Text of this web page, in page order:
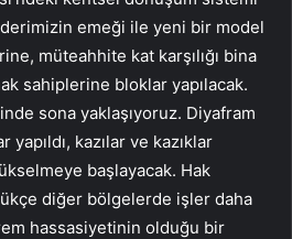
emeği ile yeni bir model
müteahhite kat karşılığı bina
sahiplerine bloklar yapılacak.
sona yaklaşıyoruz. Diyafram
yapıldı, kazılar ve kazıklar
başlayacak. Hak
diğer bölgelerde işler daha
hassasiyetinin olduğu bir